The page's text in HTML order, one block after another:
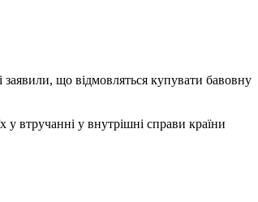
що відмовляться купувати бавовну
втручанні у внутрішні справи країни